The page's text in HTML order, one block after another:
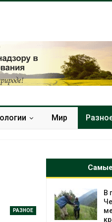
Мир
РАЗНОЕ
горах Карачаево-
выявили новые
произрастания
растений